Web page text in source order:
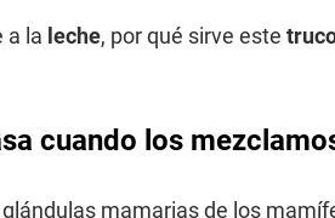
a la leche, por qué sirve este
cuando los
mamarias de los